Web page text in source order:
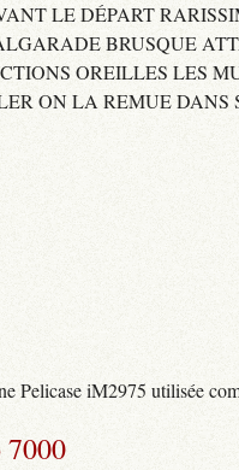
LE DÉPART
BRUSQUE
OREILLES LES
ON LA REMUE DANS
Pelicase iM2975 utilisée